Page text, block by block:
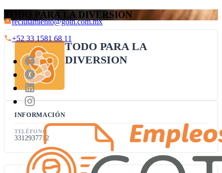
reclutamiento@goth.com.mx
+52 33 1581 68 11
TODO PARA LA DIVERSION
TODO PARA LA
DIVERSION
INFORMACIÓN
TELÉFONO
3312937712